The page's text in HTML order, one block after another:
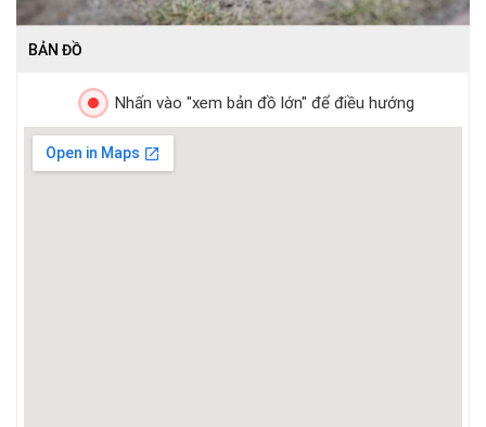
BẢN ĐỒ
Nhấn vào "xem bản đồ lớn" để điều hướng